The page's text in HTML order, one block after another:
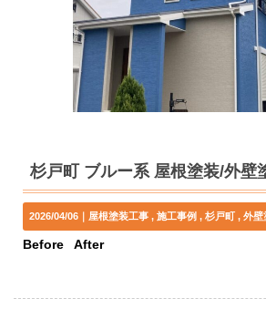
杉戸町 ブルー系 屋根塗装/外壁
2026/04/06｜ 屋根塗装工事 施工事例 杉戸町 外壁
Before After